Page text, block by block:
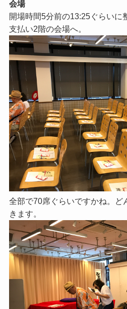
会場
開場時間5分前の13:25ぐらいに
支払い2階の会場へ。
全部で70席ぐらいですかね。ど
きます。